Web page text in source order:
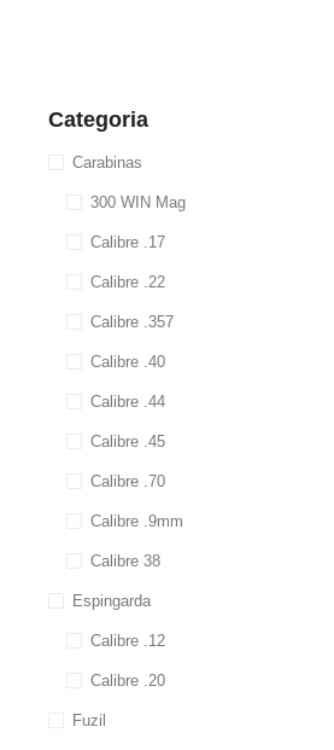
Categoria
Carabinas
300 WIN Mag
Calibre .17
Calibre .22
Calibre .357
Calibre .40
Calibre .44
Calibre .45
Calibre .70
Calibre .9mm
Calibre 38
Espingarda
Calibre .12
Calibre .20
Fuzil